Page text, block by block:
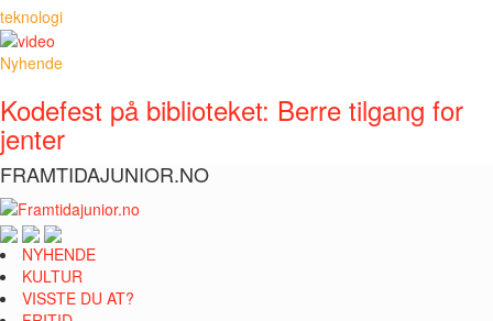
teknologi
Nyhende
Kodefest på biblioteket: Berre tilgang for
jenter
FRAMTIDAJUNIOR.NO
NYHENDE
KULTUR
VISSTE DU AT?